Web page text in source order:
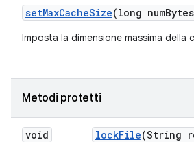
setMaxCacheSize(long num
Imposta la dimensione massima della
Metodi protetti
void lockFile(String